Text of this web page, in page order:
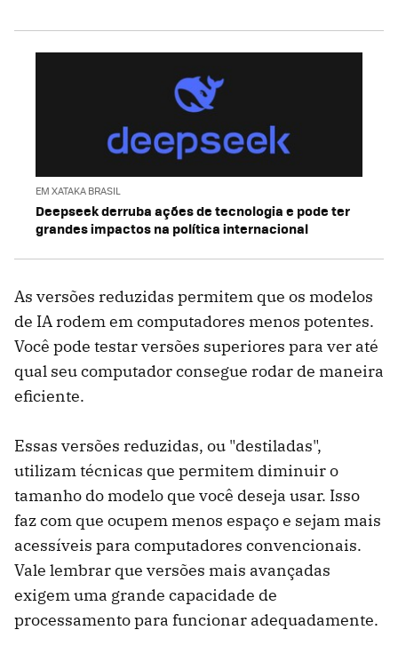
EM XATAKA BRASIL
Deepseek derruba ações de tecnologia e pode ter
grandes impactos na política internacional
As versões reduzidas permitem que os modelos
de IA rodem em computadores menos potentes.
Você pode testar versões superiores para ver até
qual seu computador consegue rodar de maneira
eficiente.
Essas versões reduzidas, ou "destiladas",
utilizam técnicas que permitem diminuir o
tamanho do modelo que você deseja usar. Isso
faz com que ocupem menos espaço e sejam mais
acessíveis para computadores convencionais.
Vale lembrar que versões mais avançadas
exigem uma grande capacidade de
processamento para funcionar adequadamente.